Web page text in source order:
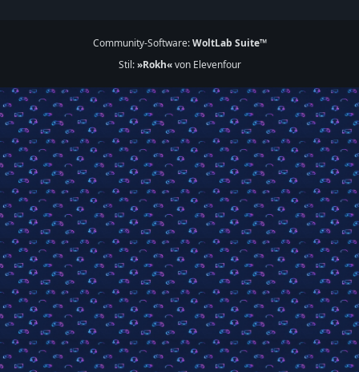
Community-Software:WoltLab Suite™
Stil:»Rokh«von Elevenfour